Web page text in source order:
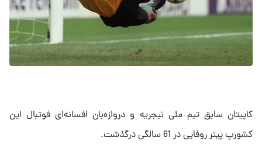
کاپیتان سابق تیم ملی نیجریه و دروازه‌بان ‌افسانه‌ای فوتبال این
کشورپ پیتر روفایی در 61 سالگی درگذشت. ‌